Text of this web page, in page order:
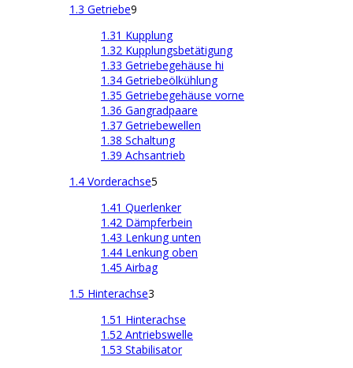
1.3 Getriebe9
1.31 Kupplung
1.32 Kupplungsbetätigung
1.33 Getriebegehäuse hi
1.34 Getriebeölkühlung
1.35 Getriebegehäuse vorne
1.36 Gangradpaare
1.37 Getriebewellen
1.38 Schaltung
1.39 Achsantrieb
1.4 Vorderachse5
1.41 Querlenker
1.42 Dämpferbein
1.43 Lenkung unten
1.44 Lenkung oben
1.45 Airbag
1.5 Hinterachse3
1.51 Hinterachse
1.52 Antriebswelle
1.53 Stabilisator